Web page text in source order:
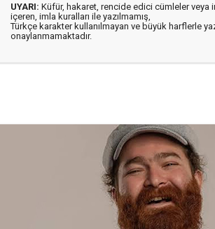
UYARI: Küfür, hakaret, rencide edici cümleler veya
içeren, imla kuralları ile yazılmamış,
Türkçe karakter kullanılmayan ve büyük harflerle
onaylanmamaktadır.